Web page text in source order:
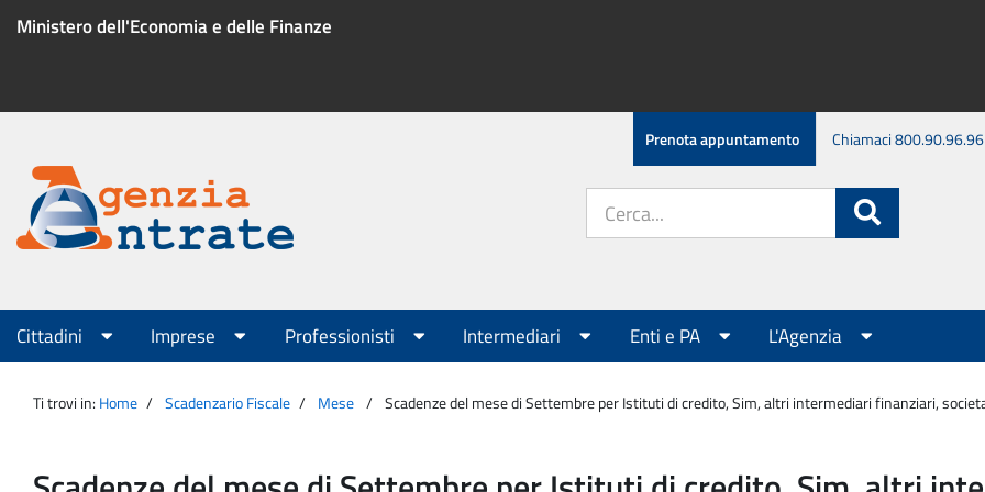
Ministero dell'Economia e delle Finanze
Menu
servizio
Prenota appuntamento Chiamaci 800.90.96.96
Agenzia
Entrate
sito:
Menu
principale
Cittadini Imprese Professionisti Intermediari Enti e PA L'Agenzia
Ti trovi in: Home Scadenzario Fiscale Mese Scadenze del mese di Settembre per Istituti di credito, Sim, altri intermediari finanziari,